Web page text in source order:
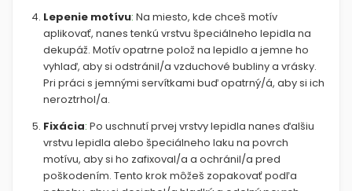
Lepenie motívu: Na miesto, kde chceš motív
aplikovať, nanes tenkú vrstvu špeciálneho lepidla na
dekupáž. Motív opatrne polož na lepidlo a jemne ho
vyhlaď, aby si odstránil/a vzduchové bubliny a vrásky.
Pri práci s jemnými servítkami buď opatrný/á, aby si ich
neroztrhol/a.
Fixácia: Po uschnutí prvej vrstvy lepidla nanes ďalšiu
vrstvu lepidla alebo špeciálneho laku na povrch
motívu, aby si ho zafixoval/a a ochránil/a pred
poškodením. Tento krok môžeš zopakovať podľa